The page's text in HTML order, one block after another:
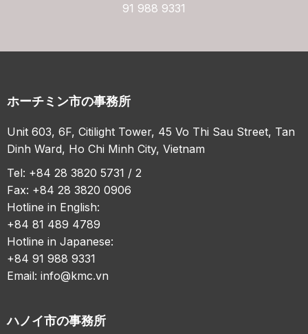
91 988 9331
ホーチミン市の事務所
Unit 603, 6F, Citilight Tower, 45 Vo Thi Sau Street, Tan
Dinh Ward, Ho Chi Minh City, Vietnam
Tel: +84 28 3820 5731 / 2
Fax: +84 28 3820 0906
Hotline in English:
+84 81 489 4789
Hotline in Japanese:
+84 91 988 9331
Email:info@kmc.vn
ハノイ市の事務所